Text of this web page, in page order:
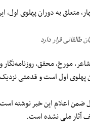
لندن
متعلق به دوران پهلوی
طالقانی قرار دارد
مورخ، محقق، روزنامه‌نگار
اول است و قدمتی نزدیک به ۷۰ سال
اعلام این خبر نوشته است
آثار ملی نشده است.